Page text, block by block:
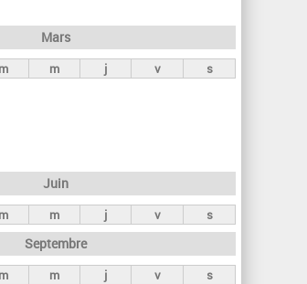
Mars
m m j v s
Juin
m m j v s
Septembre
m m j v s